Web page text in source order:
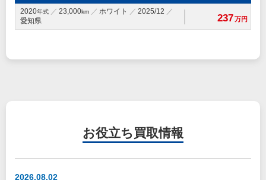
2020年式 23,000km ホワイト
2025/12
愛知県
237万円
お役立ち 買取情報
2026.08.02